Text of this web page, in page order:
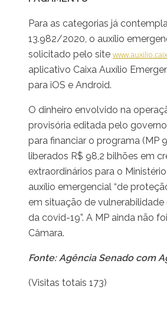
Para as categorias já
13.982/2020, o auxílio
solicitado pelo site
aplicativo Caixa Auxílio
para iOS e Android.
O dinheiro envolvido na
provisória editada pelo
para financiar o programa (MP
liberados R$ 98,2 bilhões em
extraordinários para o
auxílio emergencial “de
em situação de
da covid-19”. A MP ainda não
Câmara.
Fonte: Agência Senado com
(Visitas totais 173)